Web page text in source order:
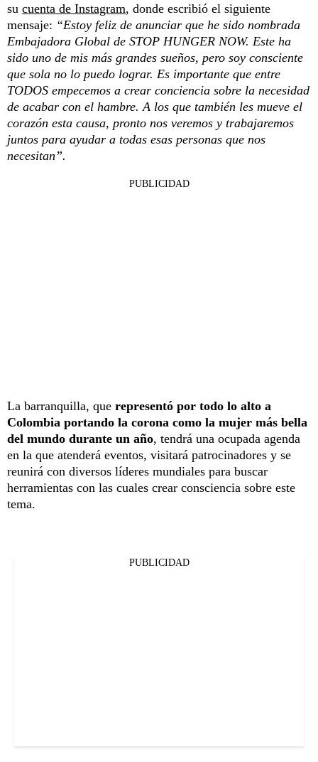
su cuenta de Instagram, donde escribió el siguiente
mensaje: “Estoy feliz de anunciar que he sido nombrada
Embajadora Global de STOP HUNGER NOW. Este ha
sido uno de mis más grandes sueños, pero soy consciente
que sola no lo puedo lograr. Es importante que entre
TODOS empecemos a crear conciencia sobre la necesidad
de acabar con el hambre. A los que también les mueve el
corazón esta causa, pronto nos veremos y trabajaremos
juntos para ayudar a todas esas personas que nos
necesitan”.
PUBLICIDAD
La barranquilla, que representó por todo lo alto a
Colombia portando la corona como la mujer más bella
del mundo durante un año, tendrá una ocupada agenda
en la que atenderá eventos, visitará patrocinadores y se
reunirá con diversos líderes mundiales para buscar
herramientas con las cuales crear consciencia sobre este
tema.
PUBLICIDAD